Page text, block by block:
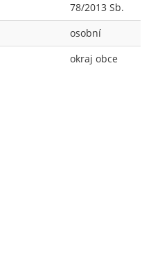
78/2013 Sb.
osobní
okraj obce